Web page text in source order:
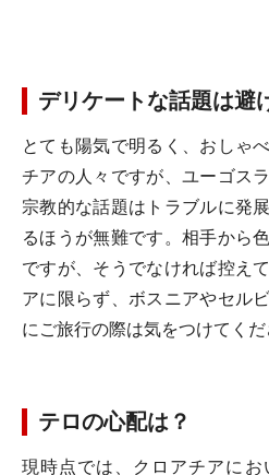
デリケートな話題は避
とても陽気で明るく、おしゃ
チアの人々ですが、ユーゴス
宗教的な話題はトラブルに発
るほうが無難です。相手から
ですが、そうでなければ控え
アに限らず、ボスニアやセル
にご旅行の際は気をつけてくだ
テロの心配は？
現時点では、クロアチアに